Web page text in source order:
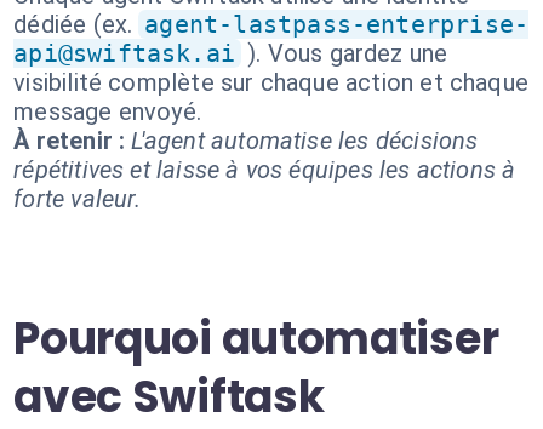
dédiée (ex. agent-lastpass-enterprise-
api@swiftask.ai ). Vous gardez une
visibilité complète sur chaque action et chaque
message envoyé.
À retenir : L'agent automatise les décisions
répétitives et laisse à vos équipes les actions à
forte valeur.
Pourquoi automatiser
avec Swiftask